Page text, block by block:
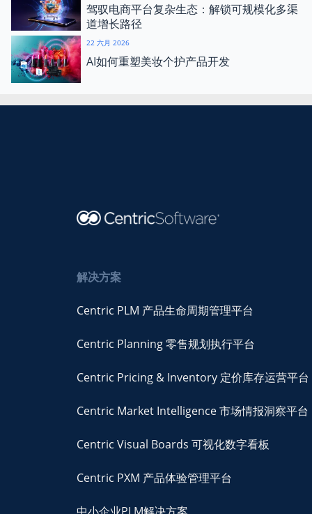
驾驭电商平台复杂生态：解锁可规模化多渠
道增长路径
22 六月 2026
AI如何重塑美妆个护产品开发
解决方案
Centric PLM 产品生命周期管理平台
Centric Planning 零售规划执行平台
Centric Pricing & Inventory 定价库存运营平台
Centric Market Intelligence 市场情报洞察平台
Centric Visual Boards 可视化数字看板
Centric PXM 产品体验管理平台